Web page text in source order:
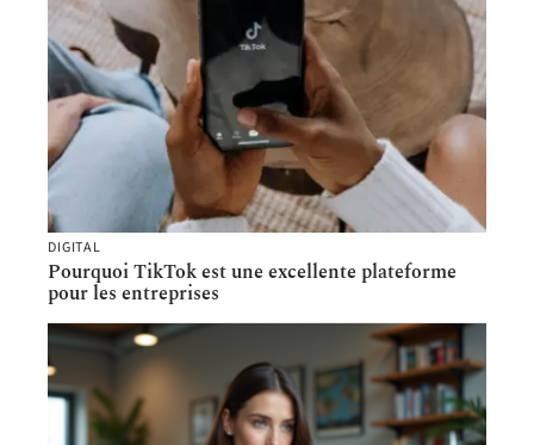
DIGITAL
Pourquoi TikTok est une excellente plateforme
pour les entreprises